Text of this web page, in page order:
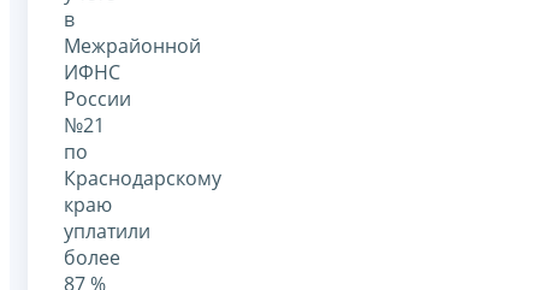
в
Межрайонной
ИФНС
России
№21
по
Краснодарскому
краю
уплатили
более
87 %